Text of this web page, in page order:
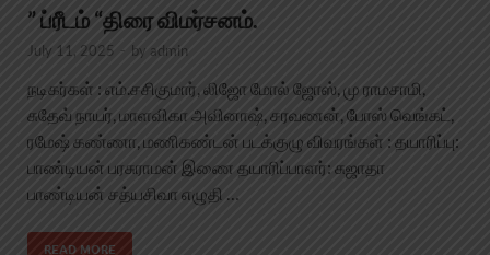
” ப்ரீடம் “திரை விமர்சனம்.
July 11, 2025 - by admin
நடிகர்கள் : எம்.சசிகுமார், லிஜோ மோல் ஜோஸ், மு ராமசாமி,
சுதேவ் நாயர், மாளவிகா அவினாஷ், சரவணன், போஸ் வெங்கட்,
ரமேஷ் கண்ணா, மணிகண்டன் படக்குழு விவரங்கள் : தயாரிப்பு:
பாண்டியன் பரசுராமன் இணை தயாரிப்பாளர்: சுஜாதா
பாண்டியன் சத்யசிவா எழுதி …
READ MORE